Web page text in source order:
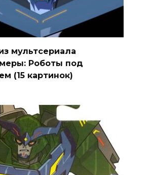
мультсериала
Роботы под
(15 картинок)